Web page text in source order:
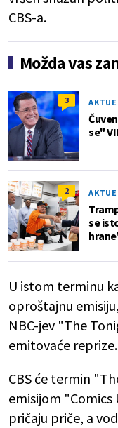
CBS-a.
Možda vas
3
se"
2
se
U istom terminu
oproštajnu
NBC-jev "The
emitovaće reprize.
CBS će termin
emisijom "Comics
pričaju priče, a